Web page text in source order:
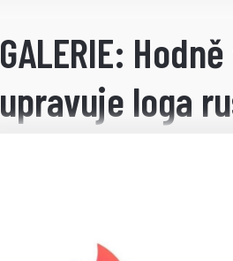
GALERIE:
upravuje loga